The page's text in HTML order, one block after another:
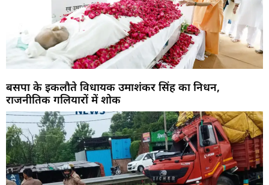
बसपा के इकलौते विधायक उमाशंकर सिंह का निधन,
राजनीतिक गलियारों में शोक